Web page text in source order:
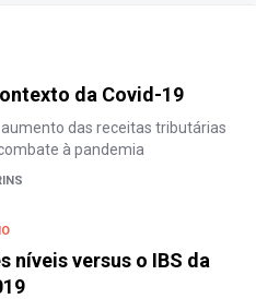
da Covid-19
aumento das receitas tributárias
à pandemia
níveis versus o IBS da